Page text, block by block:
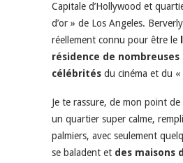
Capitale d’Hollywood et
d’or » de Los Angeles.
réellement connu pour être le
résidence de nombreuses
célébrités du cinéma et du «
Je te rassure, de mon point
un quartier super calme,
palmiers, avec seulement
se baladent et des maisons